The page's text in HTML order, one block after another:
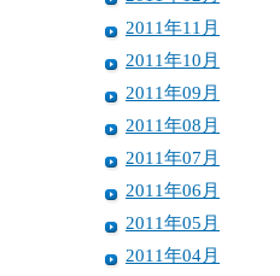
2011年11月
2011年10月
2011年09月
2011年08月
2011年07月
2011年06月
2011年05月
2011年04月